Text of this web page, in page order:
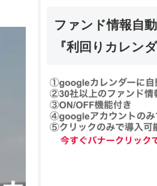
ファンド情報自
『利回りカレンダ